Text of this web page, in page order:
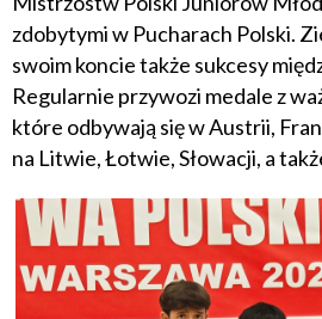
zdobytymi w Pucharach Polski.
swoim koncie także sukcesy
Regularnie przywozi medale z
które odbywają się w Austrii,
na Litwie, Łotwie, Słowacji, a